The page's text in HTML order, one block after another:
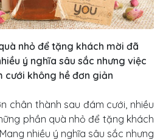
nhỏ để tặng khách mời đã
ý nghĩa sâu sắc nhưng việc
cưới không hề đơn giản
chân thành sau đám cưới, nhiều
phần quà nhỏ để tặng khách
nhiều ý nghĩa sâu sắc nhưng